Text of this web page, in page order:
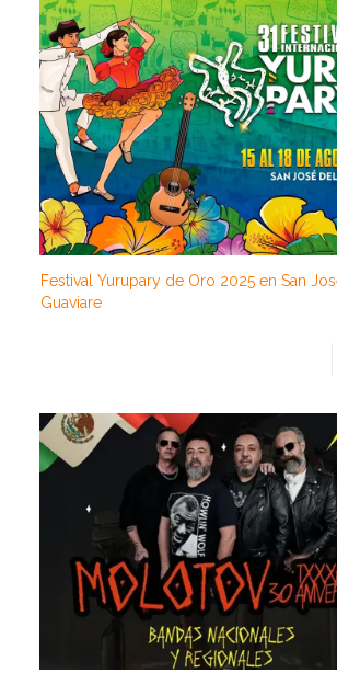
Festival Yurupary de Oro 2025 en San
Guaviare